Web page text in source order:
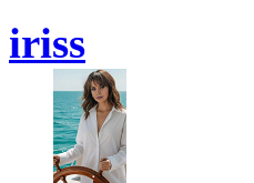
iriss